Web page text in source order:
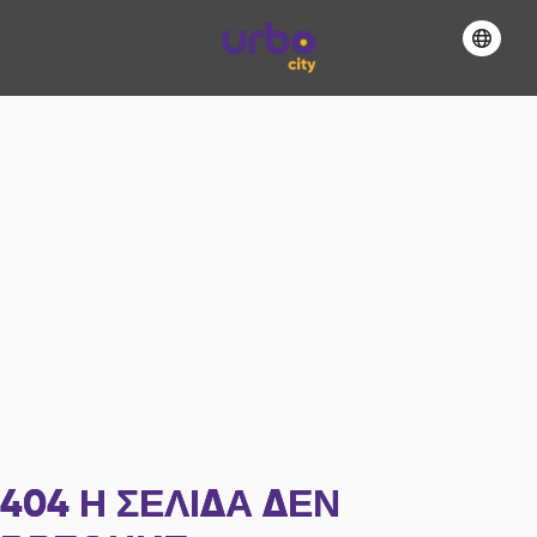
404 Η ΣΕΛΊΔΑ ΔΕΝ